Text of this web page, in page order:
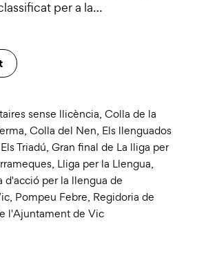
per a la…
sense llicència, Colla de la
, Colla del Nen, Els llenguados
Els Triadú, Gran final de La lliga per
, Lliga per la Llengua,
d'acció per la llengua de
, Pompeu Febre, Regidoria de
l'Ajuntament de Vic